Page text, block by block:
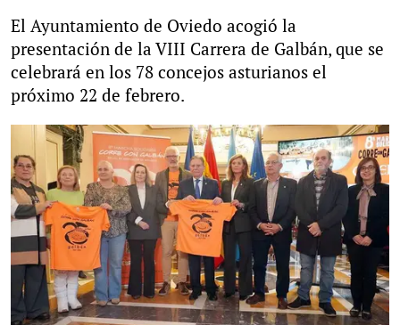
El Ayuntamiento de Oviedo acogió la
presentación de la VIII Carrera de Galbán, que se
celebrará en los 78 concejos asturianos el
próximo 22 de febrero.